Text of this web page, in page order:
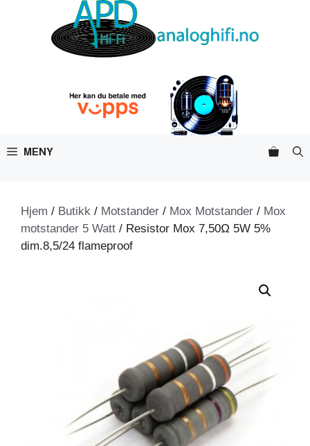
MENY
Hjem / Butikk / Motstander / Mox Motstander / Mox
motstander 5 Watt / Resistor Mox 7,50Ω 5W 5%
dim.8,5/24 flameproof